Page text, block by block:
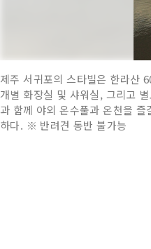
제주 서귀포의 스타빌은 한라산
개별 화장실 및 샤워실, 그리고
과 함께 야외 온수풀과 온천을
하다. ※ 반려견 동반 불가능